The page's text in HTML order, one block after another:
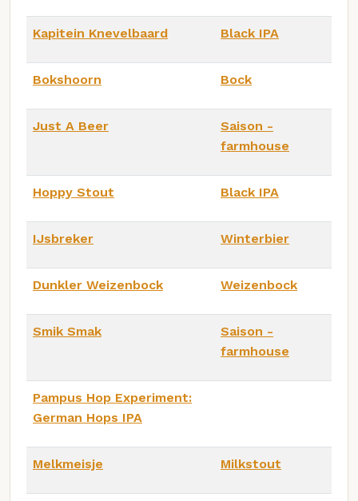
Kapitein Knevelbaard Black IPA
Bokshoorn Bock
Just A Beer
Saison -
farmhouse
Hoppy Stout Black IPA
IJsbreker Winterbier
Dunkler Weizenbock Weizenbock
Smik Smak
Saison -
farmhouse
Pampus Hop Experiment:
German Hops IPA
Melkmeisje Milkstout